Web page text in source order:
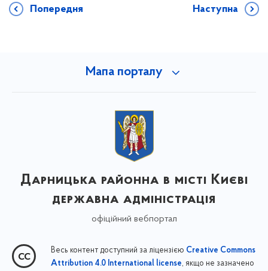
Попередня Наступна
Мапа порталу
Дарницька районна в місті Києві
державна адміністрація
офіційний вебпортал
Весь контент доступний за ліцензією Creative Commons
Attribution 4.0 International license, якщо не зазначено